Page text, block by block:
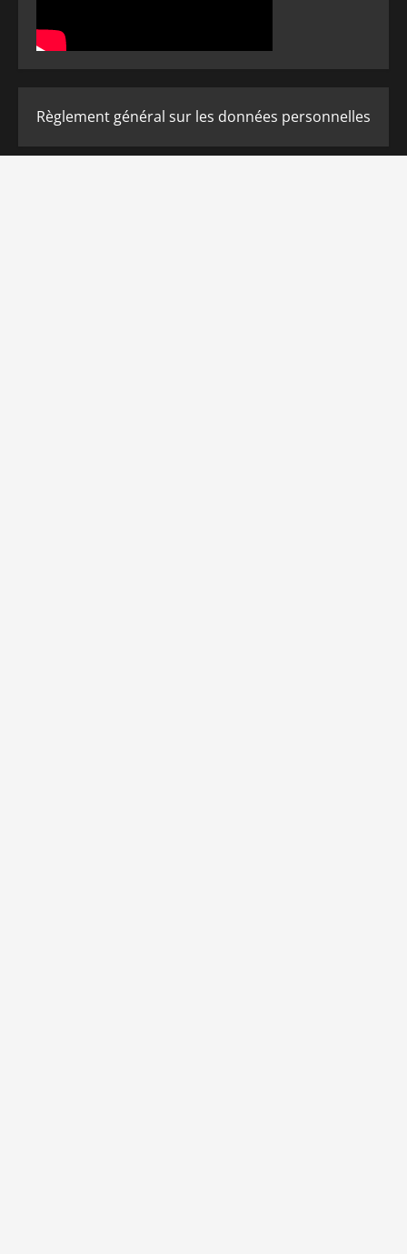
Règlement général sur les données personnelles